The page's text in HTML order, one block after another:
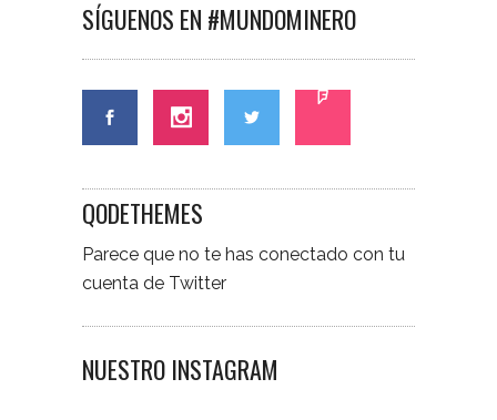
SÍGUENOS EN #MUNDOMINERO
QODETHEMES
Parece que no te has conectado con tu
cuenta de Twitter
NUESTRO INSTAGRAM